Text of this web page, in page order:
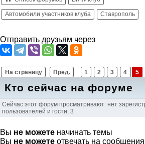
Автомобили участников клуба Ставрополь
Отправить друзьям через
На страницу Пред. 1 2 3 4 5
Кто сейчас на форуме
Сейчас этот форум просматривают: нет
пользователей и гости: 3
Вы не можете начинать темы
Вы не можете отвечать на сообщения